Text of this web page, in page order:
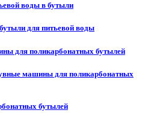
воды в бутыли
для питьевой воды
для поликарбонатных бутылей
машины для поликарбонатных
бутылей